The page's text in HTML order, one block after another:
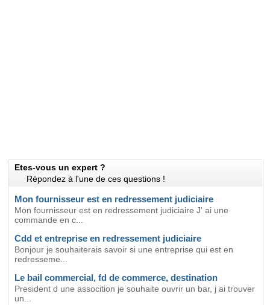
Etes-vous un expert ?
Répondez à l'une de ces questions !
Mon fournisseur est en redressement judiciaire
Mon fournisseur est en redressement judiciaire J' ai une
commande en c...
Cdd et entreprise en redressement judiciaire
Bonjour je souhaiterais savoir si une entreprise qui est en
redresseme...
Le bail commercial, fd de commerce, destination
President d une assocition je souhaite ouvrir un bar, j ai trouver
un...